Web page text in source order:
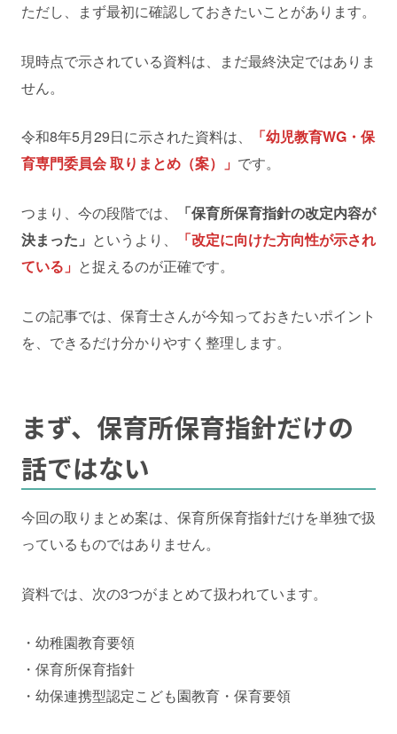
ただし、まず最初に確認しておきたいことがあります。
現時点で示されている資料は、まだ最終決定ではありま
せん。
令和8年5月29日に示された資料は、
「幼児教育WG・保
育専門委員会 取りまとめ（案）」 です。
つまり、今の段階では、
「保育所保育指針の改定内容が
決まった」 というより、
「改定に向けた方向性が示され
ている」 と捉えるのが正確です。
この記事では、保育士さんが今知っておきたいポイント
を、できるだけ分かりやすく整理します。
まず、保育所保育指針だけの
話ではない
今回の取りまとめ案は、保育所保育指針だけを単独で扱
っているものではありません。
資料では、次の3つがまとめて扱われています。
・幼稚園教育要領
・保育所保育指針
・幼保連携型認定こども園教育・保育要領